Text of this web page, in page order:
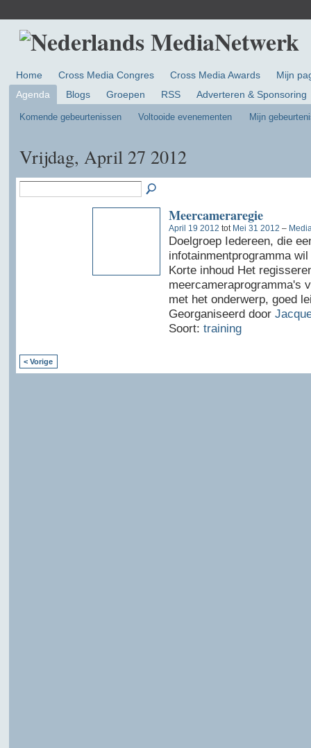
Home Cross Media Congres Cross Media Awards
Mijn
Agenda
Blogs Groepen RSS Adverteren & Sponsoring
Komende gebeurtenissen Voltooide evenementen Mijn
Vrijdag, April 27 2012
Meercameraregie
April 19 2012 tot Mei 31 2012 –
Doelgroep Iedereen, die
infotainmentprogramma
Korte inhoud Het
meercameraprogramma's
met het onderwerp, goed
Georganiseerd door
Soort: training
< Vorige